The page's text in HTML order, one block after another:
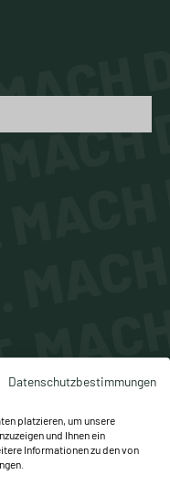
Datenschutzbestimmungen
platzieren, um unsere
und Ihnen ein
Informationen zu den von